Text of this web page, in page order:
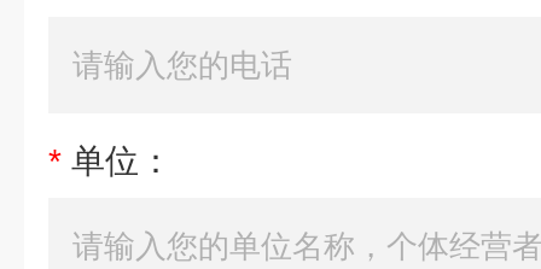
* 单位：